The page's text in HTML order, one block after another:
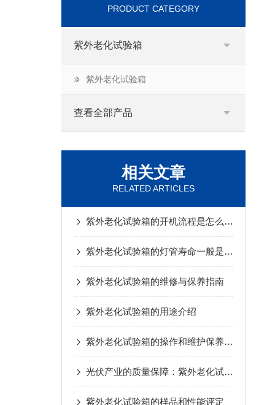
PRODUCT CATEGORY
紫外老化试验箱
紫外老化试验箱
查看全部产品
相关文章
RELATED ARTICLES
紫外老化试验箱的开机流程是怎么样的
紫外老化试验箱的灯管寿命一般是多久？
紫外老化试验箱的维修与保养指南
紫外老化试验箱的用途介绍
紫外老化试验箱的操作和维护保养介绍
光伏产业的质量保障：紫外老化试验箱的重要作用
紫外老化试验箱的样品和性能评定